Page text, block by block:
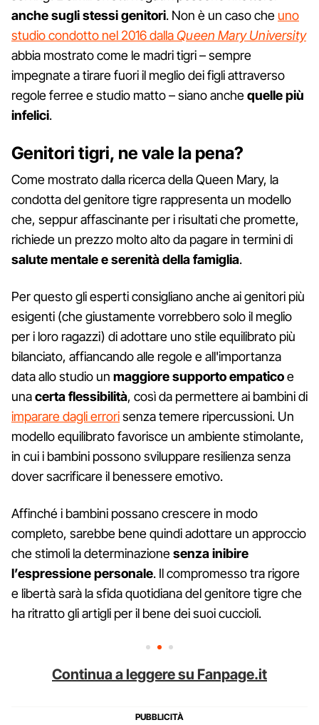
anche sugli stessi genitori. Non è un caso che uno
studio condotto nel 2016 dallaQueen Mary University
abbia mostrato come le madri tigri – sempre
impegnate a tirare fuori il meglio dei figli attraverso
regole ferree e studio matto – siano anchequelle più
infelici.
Genitori tigri, ne vale la pena?
Come mostrato dalla ricerca della Queen Mary, la
condotta del genitore tigre rappresenta un modello
che, seppur affascinante per i risultati che promette,
richiede un prezzo molto alto da pagare in termini di
salute mentale e serenità della famiglia.
Per questo gli esperti consigliano anche ai genitori più
esigenti (che giustamente vorrebbero solo il meglio
per i loro ragazzi) di adottare uno stile equilibrato più
bilanciato, affiancando alle regole e all'importanza
data allo studio un maggiore supporto empaticoe
unacerta flessibilità, così da permettere ai bambini di
imparare dagli errorisenza temere ripercussioni. Un
modello equilibrato favorisce un ambiente stimolante,
in cui i bambini possono sviluppare resilienza senza
dover sacrificare il benessere emotivo.
Affinché i bambini possano crescere in modo
completo, sarebbe bene quindi adottare un approccio
che stimoli la determinazionesenza inibire
l’espressione personale. Il compromesso tra rigore
e libertà sarà la sfida quotidiana del genitore tigre che
ha ritratto gli artigli per il bene dei suoi cuccioli.
Continua a leggere su Fanpage.it